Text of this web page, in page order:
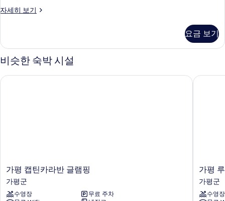
개
진
모
두
자세히 보기
베
침
실
1
(Agisae)
요금 보기
비슷한 숙박 시설
가
평
캡
틴
가평 캡틴카라반 글램핑
가평군
수영장
무료 주차
가평 캡틴카라반 글램핑
가
평
루
루
가평
가평군
수영장
가평 루